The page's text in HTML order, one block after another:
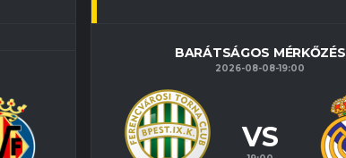
BARÁTSÁGOS MÉRKŐZÉS
2026-08-08-19:00
VS